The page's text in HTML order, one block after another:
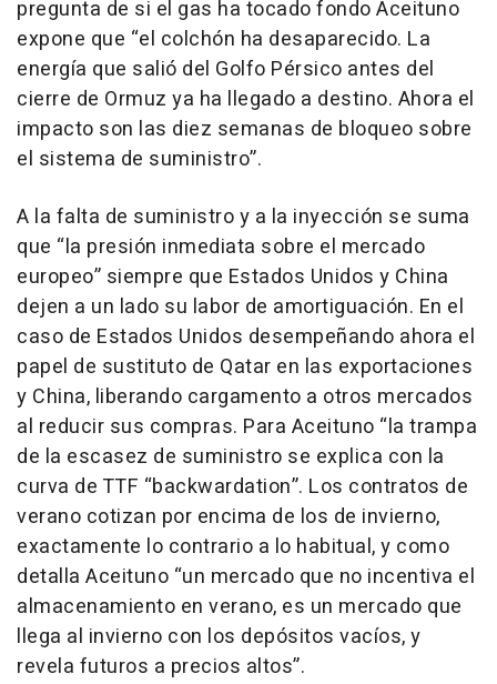
pregunta de si el gas ha tocado fondo Aceituno
expone que “el colchón ha desaparecido. La
energía que salió del Golfo Pérsico antes del
cierre de Ormuz ya ha llegado a destino. Ahora el
impacto son las diez semanas de bloqueo sobre
el sistema de suministro”.
A la falta de suministro y a la inyección se suma
que “la presión inmediata sobre el mercado
europeo” siempre que Estados Unidos y China
dejen a un lado su labor de amortiguación. En el
caso de Estados Unidos desempeñando ahora el
papel de sustituto de Qatar en las exportaciones
y China, liberando cargamento a otros mercados
al reducir sus compras. Para Aceituno “la trampa
de la escasez de suministro se explica con la
curva de TTF “backwardation”. Los contratos de
verano cotizan por encima de los de invierno,
exactamente lo contrario a lo habitual, y como
detalla Aceituno “un mercado que no incentiva el
almacenamiento en verano, es un mercado que
llega al invierno con los depósitos vacíos, y
revela futuros a precios altos”.